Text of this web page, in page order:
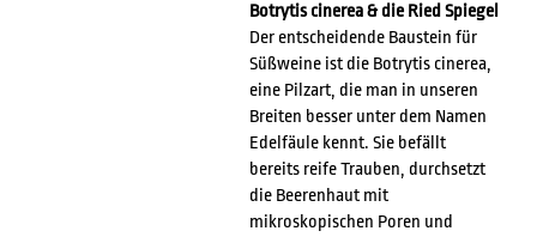
Botrytis cinerea & die Ried Spiegel
Der entscheidende Baustein für
Süßweine ist die Botrytis cinerea,
eine Pilzart, die man in unseren
Breiten besser unter dem Namen
Edelfäule kennt. Sie befällt
bereits reife Trauben, durchsetzt
die Beerenhaut mit
mikroskopischen Poren und